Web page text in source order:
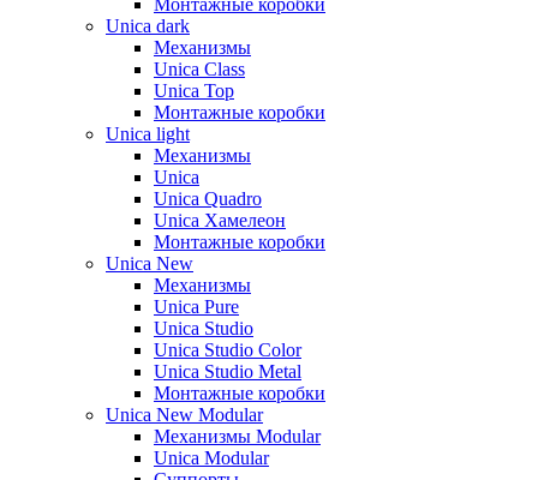
Монтажные коробки
Unica dark
Механизмы
Unica Class
Unica Top
Монтажные коробки
Unica light
Механизмы
Unica
Unica Quadro
Unica Хамелеон
Монтажные коробки
Unica New
Механизмы
Unica Pure
Unica Studio
Unica Studio Color
Unica Studio Metal
Монтажные коробки
Unica New Modular
Механизмы Modular
Unica Modular